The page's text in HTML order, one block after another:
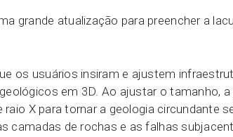
grande atualização para preencher a
os usuários insiram e ajustem
em 3D. Ao ajustar o tamanho,
X para tornar a geologia circundante
camadas de rochas e as falhas